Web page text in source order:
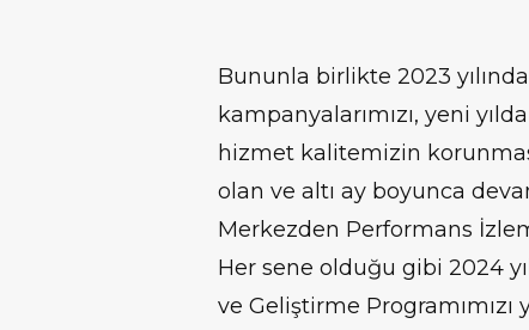
Bununla birlikte 2023 yılında
kampanyalarımızı, yeni
hizmet kalitemizin
olan ve altı ay boyunca
Merkezden Performans
Her sene olduğu gibi 2024
ve Geliştirme